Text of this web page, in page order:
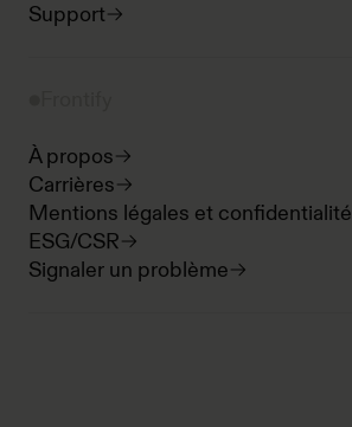
Support
À propos
Carrières
Mentions légales et confidentialité
ESG/CSR
Signaler un problème